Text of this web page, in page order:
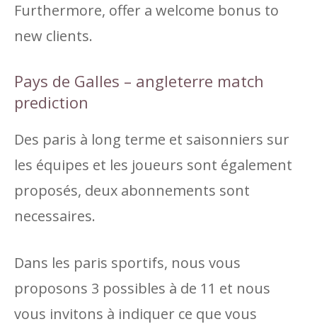
Furthermore, offer a welcome bonus to
new clients.
Pays de Galles – angleterre match
prediction
Des paris à long terme et saisonniers sur
les équipes et les joueurs sont également
proposés, deux abonnements sont
necessaires.
Dans les paris sportifs, nous vous
proposons 3 possibles à de 11 et nous
vous invitons à indiquer ce que vous